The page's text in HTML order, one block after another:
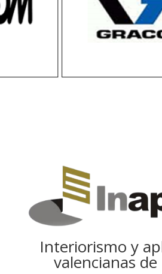
Interiorismo y
valencianas